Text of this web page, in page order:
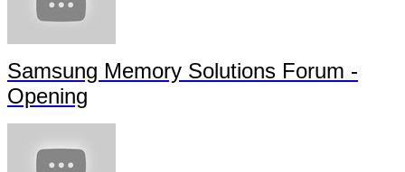
Samsung Memory Solutions Forum -
Opening